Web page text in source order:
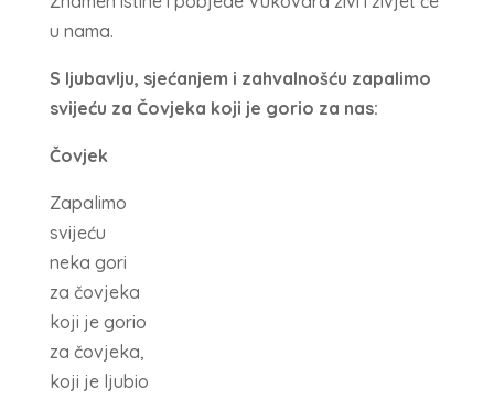
u nama.
S ljubavlju, sjećanjem i zahvalnošću zapalimo
svijeću za Čovjeka koji je gorio za nas:
Čovjek
Zapalimo
svijeću
neka gori
za čovjeka
koji je gorio
za čovjeka,
koji je ljubio